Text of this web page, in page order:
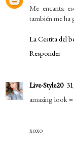
Me encanta
también me ha
La Cestita del
Responder
Live-Style20
amazing look
xoxo